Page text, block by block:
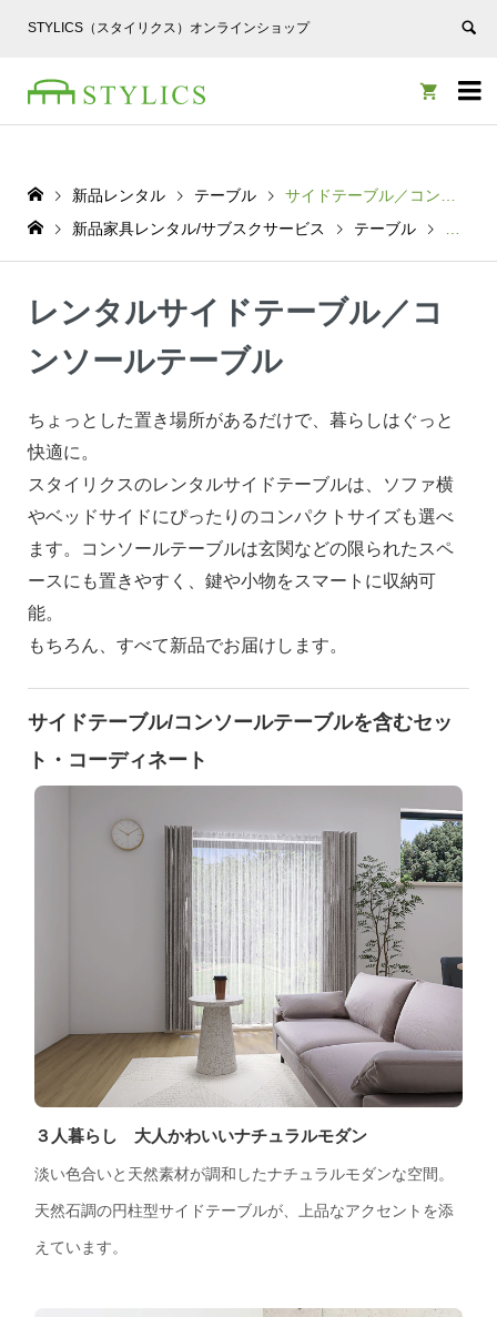
STYLICS（スタイリクス）オンラインショップ


新品レンタル テーブル
サイドテーブル／コンソールテーブル
新品家具レンタル/サブスクサービス
テーブル
レンタルサイドテーブル／コ
ンソールテーブル
ちょっとした置き場所があるだけで、暮らしはぐっと
快適に。
スタイリクスのレンタルサイドテーブルは、ソファ横
やベッドサイドにぴったりのコンパクトサイズも選べ
ます。コンソールテーブルは玄関などの限られたスペ
ースにも置きやすく、鍵や小物をスマートに収納可
能。
もちろん、すべて新品でお届けします。
サイドテーブル/コンソールテーブルを含むセッ
ト・コーディネート
３人暮らし 大人かわいいナチュラルモダン
淡い色合いと天然素材が調和したナチュラルモダンな空間。
天然石調の円柱型サイドテーブルが、上品なアクセントを添
えています。